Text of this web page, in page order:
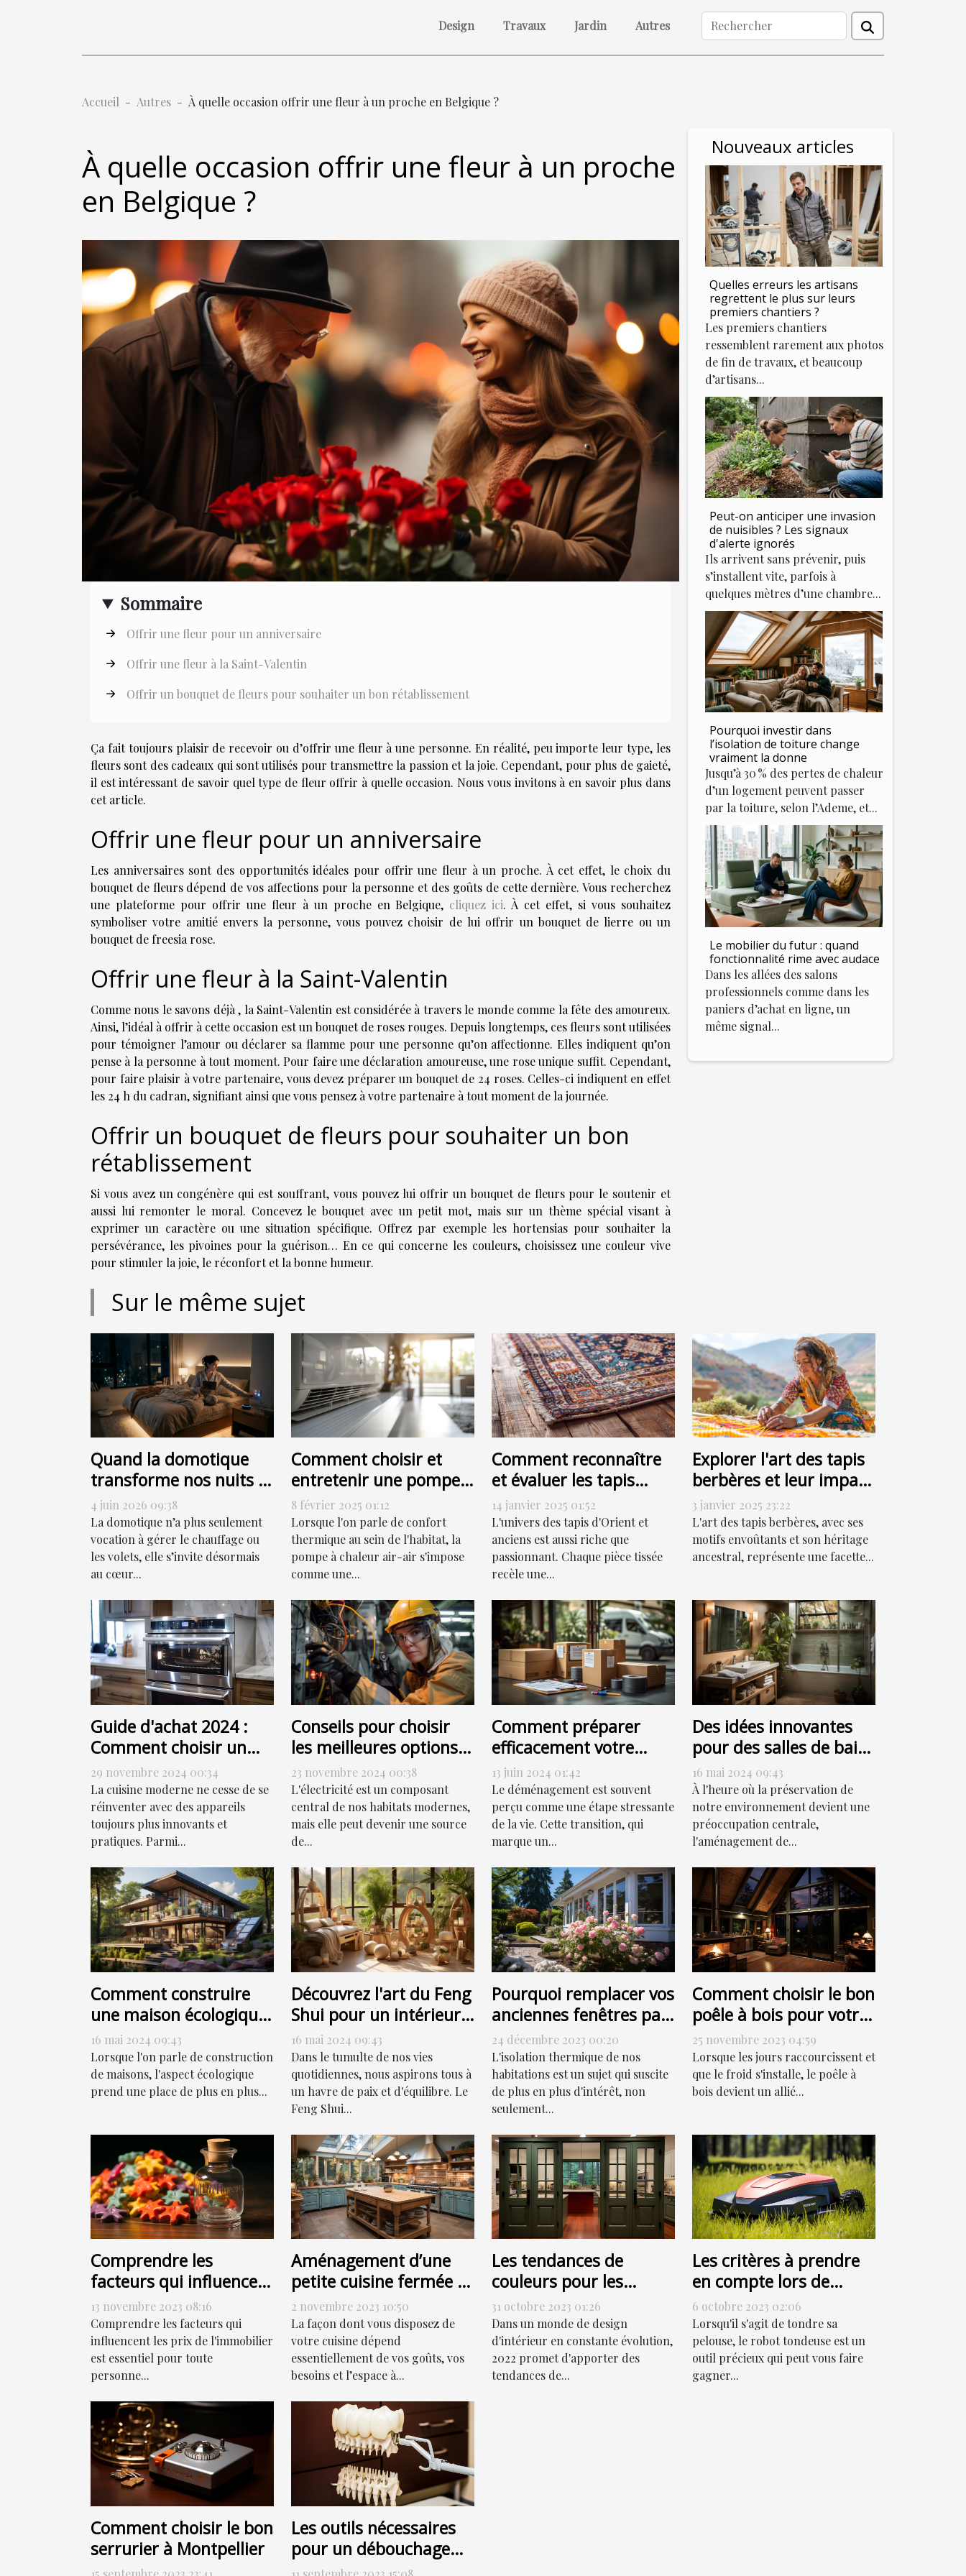
Design Travaux Jardin Autres
Accueil Autres À quelle occasion offrir une fleur à un proche en Belgique ?
À quelle occasion offrir une fleur à un proche
en Belgique ?
Sommaire
Offrir une fleur pour un anniversaire
Offrir une fleur à la Saint-Valentin
Offrir un bouquet de fleurs pour souhaiter un bon rétablissement
Ça fait toujours plaisir de recevoir ou d’offrir une fleur à une personne. En réalité, peu importe leur type, les
fleurs sont des cadeaux qui sont utilisés pour transmettre la passion et la joie. Cependant, pour plus de gaieté,
il est intéressant de savoir quel type de fleur offrir à quelle occasion. Nous vous invitons à en savoir plus dans
cet article.
Offrir une fleur pour un anniversaire
Les anniversaires sont des opportunités idéales pour offrir une fleur à un proche. À cet effet, le choix du
bouquet de fleurs dépend de vos affections pour la personne et des goûts de cette dernière. Vous recherchez
une plateforme pour offrir une fleur à un proche en Belgique, cliquez ici. À cet effet, si vous souhaitez
symboliser votre amitié envers la personne, vous pouvez choisir de lui offrir un bouquet de lierre ou un
bouquet de freesia rose.
Offrir une fleur à la Saint-Valentin
Comme nous le savons déjà , la Saint-Valentin est considérée à travers le monde comme la fête des amoureux.
Ainsi, l’idéal à offrir à cette occasion est un bouquet de roses rouges. Depuis longtemps, ces fleurs sont utilisées
pour témoigner l’amour ou déclarer sa flamme pour une personne qu’on affectionne. Elles indiquent qu’on
pense à la personne à tout moment. Pour faire une déclaration amoureuse, une rose unique suffit. Cependant,
pour faire plaisir à votre partenaire, vous devez préparer un bouquet de 24 roses. Celles-ci indiquent en effet
les 24 h du cadran, signifiant ainsi que vous pensez à votre partenaire à tout moment de la journée.
Offrir un bouquet de fleurs pour souhaiter un bon
rétablissement
Si vous avez un congénère qui est souffrant, vous pouvez lui offrir un bouquet de fleurs pour le soutenir et
aussi lui remonter le moral. Concevez le bouquet avec un petit mot, mais sur un thème spécial visant à
exprimer un caractère ou une situation spécifique. Offrez par exemple les hortensias pour souhaiter la
persévérance, les pivoines pour la guérison… En ce qui concerne les couleurs, choisissez une couleur vive
pour stimuler la joie, le réconfort et la bonne humeur.
Nouveaux articles
Quelles erreurs les artisans
regrettent le plus sur leurs
premiers chantiers ?
Les premiers chantiers
ressemblent rarement aux photos
de fin de travaux, et beaucoup
d’artisans...
Peut-on anticiper une invasion
de nuisibles ? Les signaux
d'alerte ignorés
Ils arrivent sans prévenir, puis
s’installent vite, parfois à
quelques mètres d’une chambre...
Pourquoi investir dans
l’isolation de toiture change
vraiment la donne
Jusqu’à 30 % des pertes de chaleur
d’un logement peuvent passer
par la toiture, selon l’Ademe, et...
Le mobilier du futur : quand
fonctionnalité rime avec audace
Dans les allées des salons
professionnels comme dans les
paniers d’achat en ligne, un
même signal...
Sur le même sujet
Quand la domotique
transforme nos nuits :
allumer, programmer
ou sensoriser ?
4 juin 2026 09:38
La domotique n’a plus seulement
vocation à gérer le chauffage ou
les volets, elle s’invite désormais
au cœur...
Comment choisir et
entretenir une pompe à
chaleur air-air
efficacement
8 février 2025 01:12
Lorsque l'on parle de confort
thermique au sein de l'habitat, la
pompe à chaleur air-air s'impose
comme une...
Comment reconnaître
et évaluer les tapis
d'Orient et anciens
pour la vente
14 janvier 2025 01:52
L'univers des tapis d'Orient et
anciens est aussi riche que
passionnant. Chaque pièce tissée
recèle une...
Explorer l'art des tapis
berbères et leur impact
culturel
3 janvier 2025 23:22
L'art des tapis berbères, avec ses
motifs envoûtants et son héritage
ancestral, représente une facette...
Guide d'achat 2024 :
Comment choisir un
four combiné à vapeur
29 novembre 2024 00:34
La cuisine moderne ne cesse de se
réinventer avec des appareils
toujours plus innovants et
pratiques. Parmi...
Conseils pour choisir
les meilleures options
de dépannage
électrique
23 novembre 2024 00:38
L'électricité est un composant
central de nos habitats modernes,
mais elle peut devenir une source
de...
Comment préparer
efficacement votre
déménagement pour
une transition en
douceur
13 juin 2024 01:42
Le déménagement est souvent
perçu comme une étape stressante
de la vie. Cette transition, qui
marque un...
Des idées innovantes
pour des salles de bain
respectueuses de
l'environnement
16 mai 2024 09:43
À l'heure où la préservation de
notre environnement devient une
préoccupation centrale,
l'aménagement de...
Comment construire
une maison écologique
sans sacrifier le style
16 mai 2024 09:43
Lorsque l'on parle de construction
de maisons, l'aspect écologique
prend une place de plus en plus...
Découvrez l'art du Feng
Shui pour un intérieur
harmonieux
16 mai 2024 09:43
Dans le tumulte de nos vies
quotidiennes, nous aspirons tous à
un havre de paix et d'équilibre. Le
Feng Shui...
Pourquoi remplacer vos
anciennes fenêtres par
des fenêtres PVC peut
contribuer à la
réduction de votre
facture énergétique
24 décembre 2023 00:20
L'isolation thermique de nos
habitations est un sujet qui suscite
de plus en plus d'intérêt, non
seulement...
Comment choisir le bon
poêle à bois pour votre
habitation
25 novembre 2023 04:59
Lorsque les jours raccourcissent et
que le froid s'installe, le poêle à
bois devient un allié...
Comprendre les
facteurs qui influencent
les prix de l'immobilier
13 novembre 2023 08:16
Comprendre les facteurs qui
influencent les prix de l'immobilier
est essentiel pour toute
personne...
Aménagement d’une
petite cuisine fermée :
comment s’y prendre ?
2 novembre 2023 10:50
La façon dont vous disposez de
votre cuisine dépend
essentiellement de vos goûts, vos
besoins et l’espace à...
Les tendances de
couleurs pour les
portes de couloir en
2022
31 octobre 2023 01:26
Dans un monde de design
d'intérieur en constante évolution,
2022 promet d'apporter des
tendances de...
Les critères à prendre
en compte lors de
l'achat d'un robot
tondeuse
6 octobre 2023 02:06
Lorsqu'il s'agit de tondre sa
pelouse, le robot tondeuse est un
outil précieux qui peut vous faire
gagner...
Comment choisir le bon
serrurier à Montpellier
Les outils nécessaires
pour un débouchage
efficace